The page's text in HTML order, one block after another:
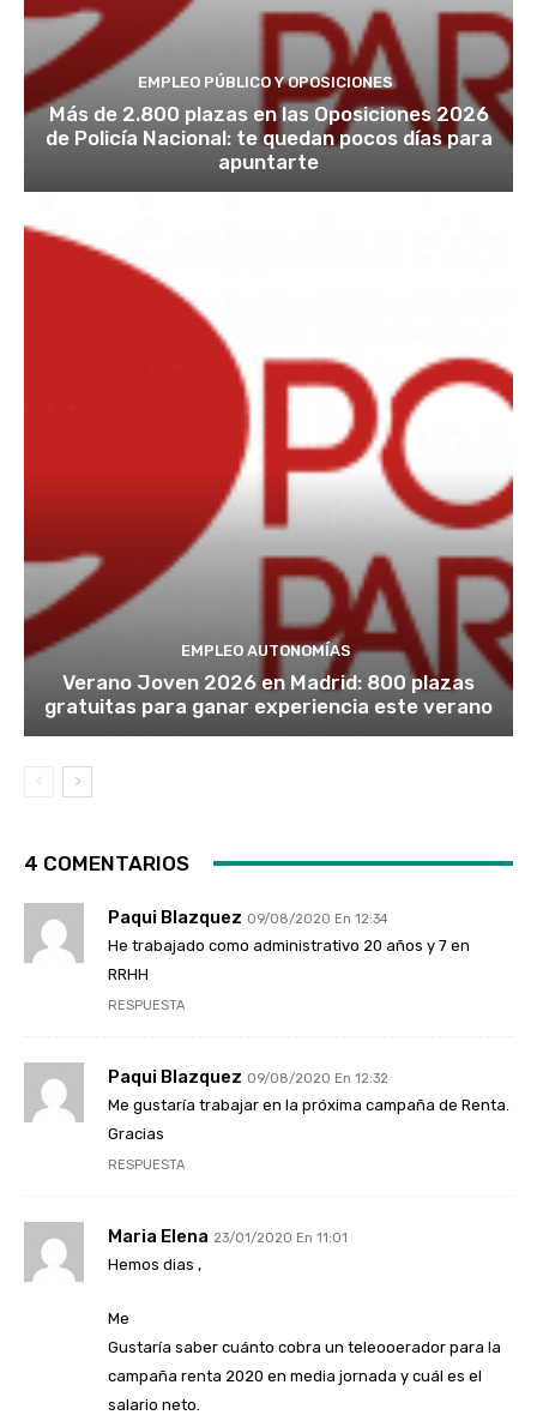
EMPLEO PÚBLICO Y OPOSICIONES
Más de 2.800 plazas en las Oposiciones 2026
de Policía Nacional: te quedan pocos días para
apuntarte
EMPLEO AUTONOMÍAS
Verano Joven 2026 en Madrid: 800 plazas
gratuitas para ganar experiencia este verano
4 COMENTARIOS
Paqui Blazquez 09/08/2020 En 12:34
He trabajado como administrativo 20 años y 7 en
RRHH
RESPUESTA
Paqui Blazquez 09/08/2020 En 12:32
Me gustaría trabajar en la próxima campaña de Renta.
Gracias
RESPUESTA
Maria Elena 23/01/2020 En 11:01
Hemos dias ,
Me
Gustaría saber cuánto cobra un teleooerador para la
campaña renta 2020 en media jornada y cuál es el
salario neto.